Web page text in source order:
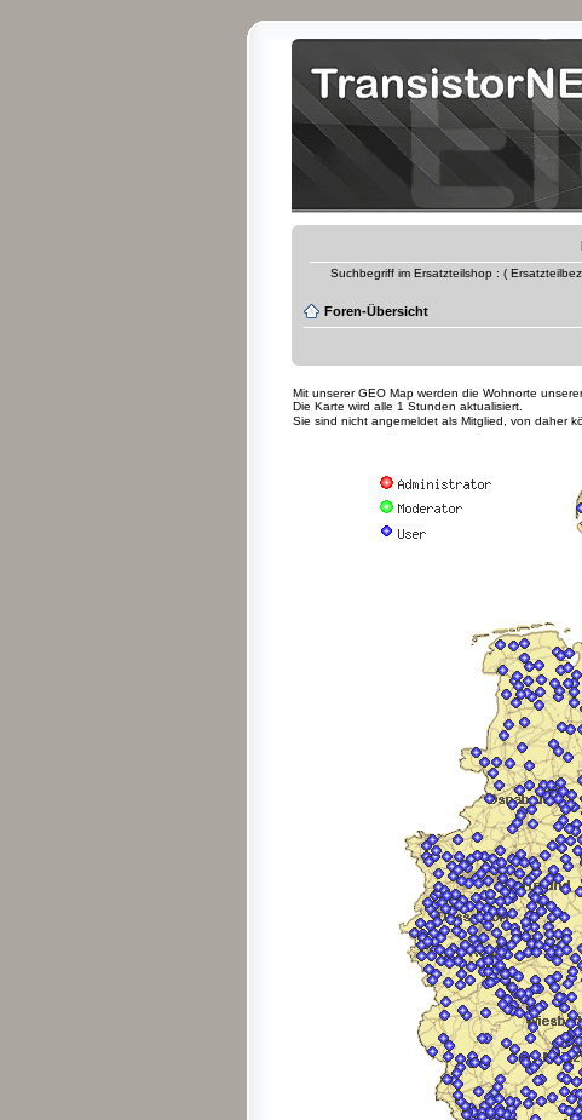
Suchbegriff im Ersatzteilshop : (
Foren-Übersicht
Mit unserer GEO Map werden die Wohnorte
Die Karte wird alle 1 Stunden aktualisiert.
Sie sind nicht angemeldet als Mitglied, von daher